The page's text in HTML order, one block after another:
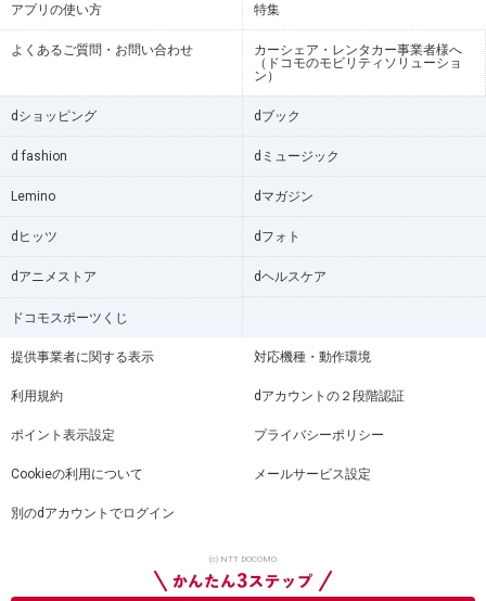
アプリの使い方 特集
よくあるご質問・お問い合わせ
カーシェア・レンタカー事業者様へ
（ドコモのモビリティソリューショ
ン）
dショッピング dブック
d fashion dミュージック
Lemino dマガジン
dヒッツ dフォト
dアニメストア dヘルスケア
ドコモスポーツくじ
提供事業者に関する表示 対応機種・動作環境
利用規約 dアカウントの２段階認証
ポイント表示設定 プライバシーポリシー
Cookieの利用について メールサービス設定
別のdアカウントでログイン
(c) NTT DOCOMO